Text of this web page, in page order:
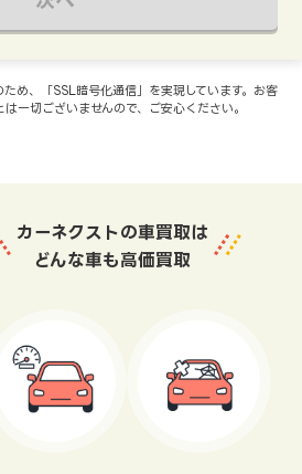
め、「SSL暗号化通信」を実現しています。お客
一切ございませんので、ご安心ください。
カーネクストの車買取は
どんな車も高価買取